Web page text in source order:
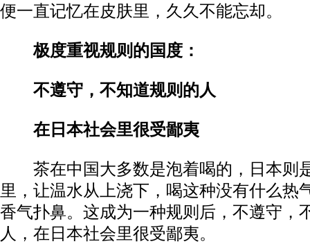
便一直记忆在皮肤里，久久不能忘却。
极度重视规则的国度：
不遵守，不知道规则的人
在日本社会里很受鄙夷
茶在中国大多数是泡着喝的，日本则
里，让温水从上浇下，喝这种没有什么热
香气扑鼻。这成为一种规则后，不遵守，
人，在日本社会里很受鄙夷。